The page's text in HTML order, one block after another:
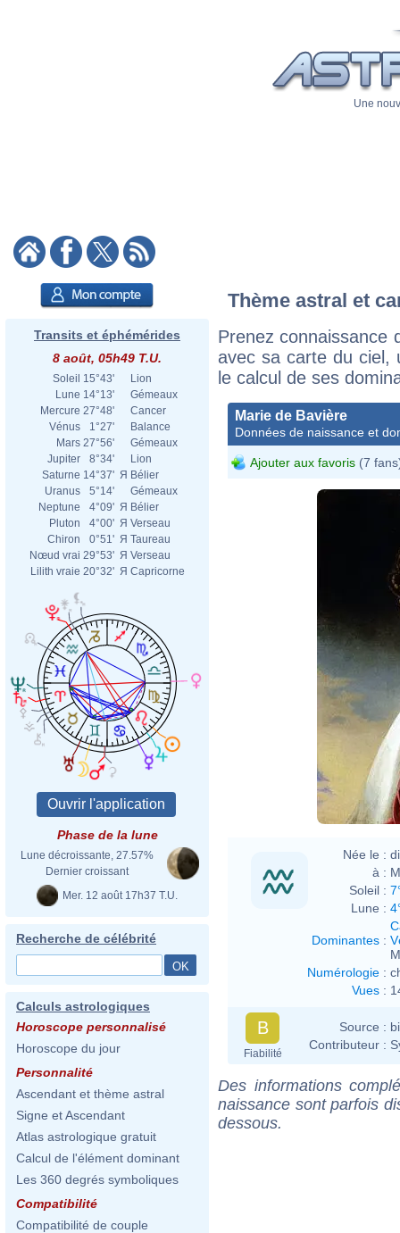
Une
Transits et éphémérides
8 août, 05h49 T.U.
Soleil 15°43'
Lion
Lune 14°13'
Gémeaux
Mercure 27°48'
Cancer
Vénus
1°27'
Balance
Mars 27°56'
Gémeaux
Jupiter
8°34'
Lion
Saturne 14°37' Я Bélier
Uranus
5°14'
Gémeaux
Neptune
4°09' Я Bélier
Pluton
4°00' Я Verseau
Chiron
0°51' Я Taureau
Nœud vrai 29°53' Я Verseau
Lilith vraie 20°32' Я Capricorne
Phase de la lune
Lune décroissante, 27.57%
Dernier croissant
Mer. 12 août 17h37 T.U.
Recherche de célébrité
Calculs astrologiques
Horoscope personnalisé
Horoscope du jour
Personnalité
Ascendant et thème astral
Signe et Ascendant
Atlas astrologique gratuit
Calcul de l'élément dominant
Les 360 degrés symboliques
Compatibilité
Compatibilité de couple
Thème astral et
Prenez connaissance
avec sa carte du ciel,
le calcul de ses
Marie de Bavière
Données de naissance et
Ajouter aux favoris (7
Karl
Née le :
à :
Soleil :
Lune :
Dominantes :
Numérologie :
Vues :
B
Fiabilité
Source :
Contributeur :
Des informations
naissance sont parfois
dessous.